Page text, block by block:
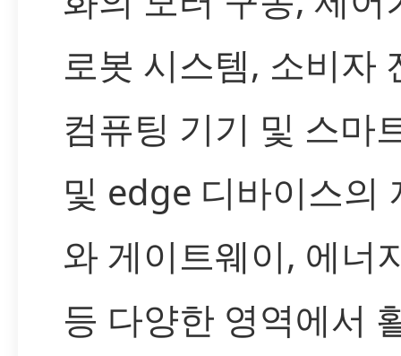
로봇 시스템, 소비자
컴퓨팅 기기 및 스마
및 edge 디바이스의
와 게이트웨이, 에너
등 다양한 영역에서